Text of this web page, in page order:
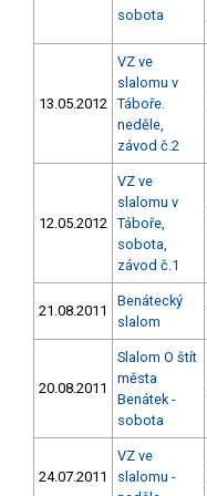
sobota
13.05.2012
VZ ve
slalomu v
Táboře.
neděle,
závod č.2
12.05.2012
VZ ve
slalomu v
Táboře,
sobota,
závod č.1
21.08.2011
Benátecký
slalom
20.08.2011
Slalom O štít
města
Benátek -
sobota
24.07.2011
VZ ve
slalomu -